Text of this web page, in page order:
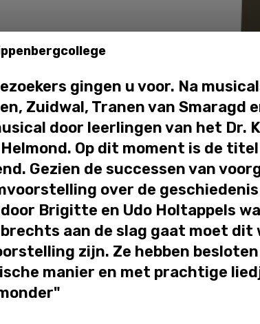
gingen u voor. Na
Zuidwal, Tranen van Smaragd
door leerlingen van het Dr.
Op dit moment is de
Gezien de successen van
over de geschiedenis
Brigitte en Udo Holtappels
aan de slag gaat moet
zijn. Ze hebben
manier en met prachtige